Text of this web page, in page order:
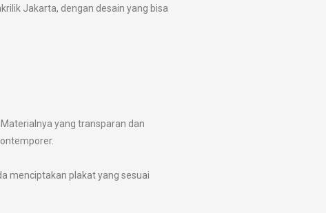
Jakarta, dengan desain yang bisa
yang transparan dan
menciptakan plakat yang sesuai